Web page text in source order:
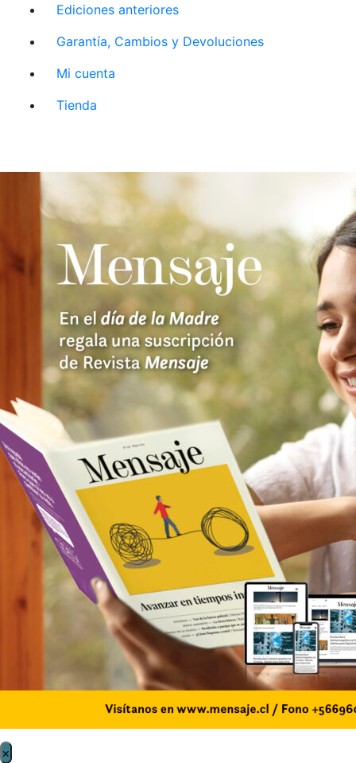
Ediciones anteriores
Garantía, Cambios y Devoluciones
Mi cuenta
Tienda
×